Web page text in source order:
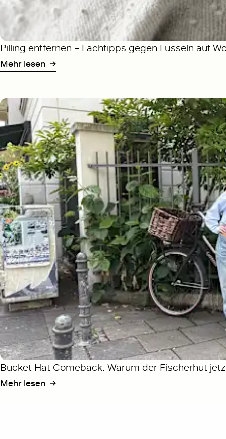
Pilling entfernen – Fachtipps gegen Fusseln auf
Mehr lesen
Bucket Hat Comeback: Warum der Fischerhut
Mehr lesen